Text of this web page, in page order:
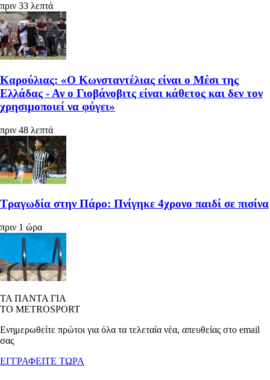
πριν 33 λεπτά
Καρούλιας: «Ο Κωνσταντέλιας είναι ο Μέσι της
Ελλάδας - Αν ο Γιοβάνοβιτς είναι κάθετος και δεν τον
χρησιμοποιεί να φύγει»
πριν 48 λεπτά
Τραγωδία στην Πάρο: Πνίγηκε 4χρονο παιδί σε πισίνα
πριν 1 ώρα
ΤΑ ΠΑΝΤΑ ΓΙΑ
ΤΟ METROSPORT
Ενημερωθείτε πρώτοι για όλα τα τελεταία νέα, απευθείας στο email
σας
ΕΓΓΡΑΦΕΙΤΕ ΤΩΡΑ